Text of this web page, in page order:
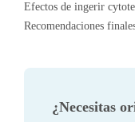
Efectos de ingerir
Recomendaciones
¿Necesitas